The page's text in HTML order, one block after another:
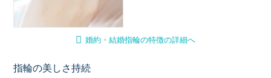
婚約・結婚指輪の特徴の詳細へ
指輪の美しさ持続